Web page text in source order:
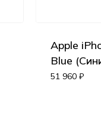
Apple
Blue
51 960 ₽